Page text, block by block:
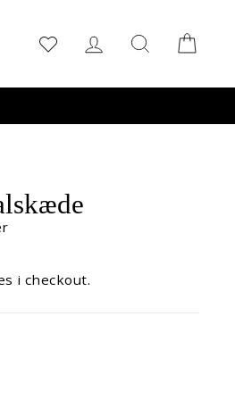
LOG INSØG
i checkout.